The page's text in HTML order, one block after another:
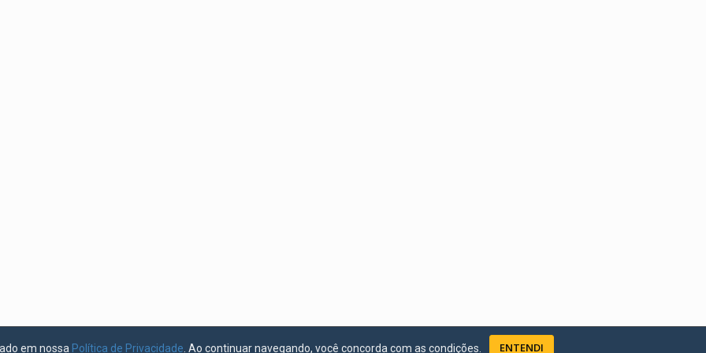
em nossa Política de Privacidade . Ao continuar navegando, você concorda com as condições. ENTENDI